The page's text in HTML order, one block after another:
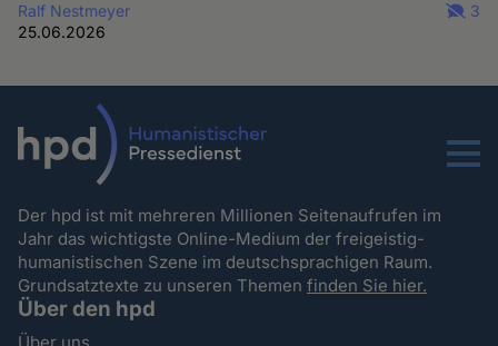
Ralf Nestmeyer
25.06.2026
3
Menu
Der hpd ist mit mehreren Millionen Seitenaufrufen im
Jahr das wichtigste Online-Medium der freigeistig-
humanistischen Szene im deutschsprachigen Raum.
Grundsatztexte zu unseren Themenfinden Sie hier.
Über den hpd
Über uns